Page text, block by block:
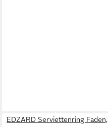
EDZARD Serviettenring Faden,